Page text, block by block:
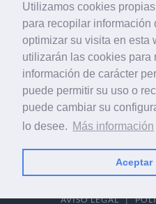
Utilizamos cookies
para recopilar información
optimizar su visita en esta
utilizarán las cookies para
información de carácter
puede permitir su uso o
puede cambiar su
lo desee. Más información
Aceptar
Ediciones Industria Gráfica,
Calle Fluvià 257, bajos, 08020
© 2001-2026 EDICIONES
AVISO LEGAL|